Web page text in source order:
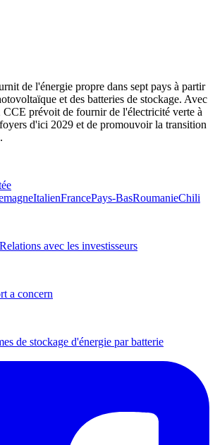
de l'énergie propre dans sept pays à partir
et des batteries de stockage. Avec
prévoit de fournir de l'électricité verte à
d'ici 2029 et de promouvoir la transition
ItalienFrancePays-BasRoumanieChili
Relations avec les investisseurs
a concern
de stockage d'énergie par batterie